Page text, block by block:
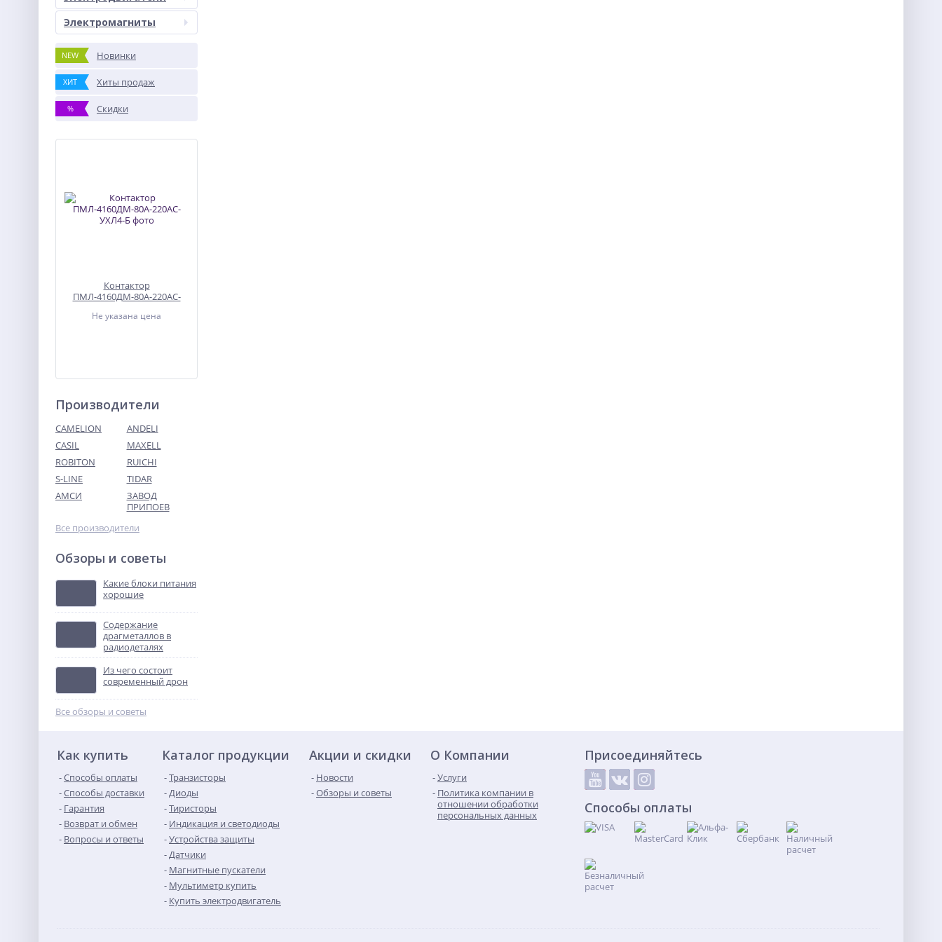
Электромагниты
NEW Новинки
ХИТ Хиты продаж
% Скидки
Контактор
ПМЛ-4160ДМ-80А-220АС-
Не указана цена
ТВУ-12В тональное
вызывное устройство
Не указана цена
ВА57Ф35 200 А
выключатель
автоматический
Не указана цена
Производители
CAMELION
ANDELI
CASIL
MAXELL
ROBITON
RUICHI
S-LINE
TIDAR
АМСИ
ЗАВОД
ПРИПОЕВ
Все производители
Обзоры и советы
Какие блоки питания
хорошие
Содержание
драгметаллов в
радиодеталях
Из чего состоит
современный дрон
Все обзоры и советы
Как купить
Способы оплаты
Способы доставки
Гарантия
Возврат и обмен
Вопросы и ответы
Каталог продукции
Транзисторы
Диоды
Тиристоры
Индикация и светодиоды
Устройства защиты
Датчики
Магнитные пускатели
Мультиметр купить
Купить электродвигатель
Акции и скидки
Новости
Обзоры и советы
О Компании
Услуги
Политика компании в
отношении обработки
персональных данных
Присоединяйтесь
Способы оплаты